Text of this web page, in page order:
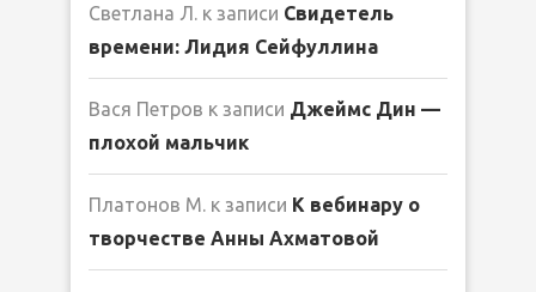
Светлана Л. к записи Свидетель
времени: Лидия Сейфуллина
Вася Петров к записи Джеймс Дин —
плохой мальчик
Платонов М. к записи К вебинару о
творчестве Анны Ахматовой